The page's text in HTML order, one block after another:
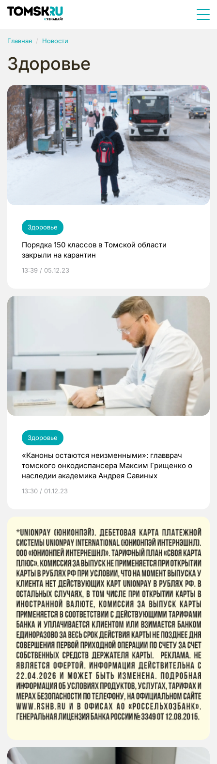
Главная Новости
Здоровье
Здоровье
Порядка 150 классов в Томской области
закрыли на карантин
13:39 / 05.12.23
Здоровье
«Каноны остаются неизменными»: главврач
томского онкодиспансера Максим Грищенко о
наследии академика Андрея Савиных
13:30 / 01.12.23